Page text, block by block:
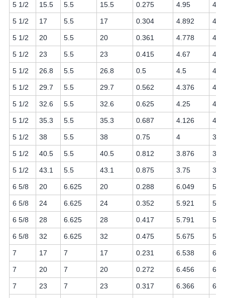
5 1/2 15.5 5.5 15.5 0.275 4.95
5 1/2 17 5.5 17 0.304 4.892
5 1/2 20 5.5 20 0.361 4.778
5 1/2 23 5.5 23 0.415 4.67
5 1/2 26.8 5.5 26.8 0.5 4.5
5 1/2 29.7 5.5 29.7 0.562 4.376
5 1/2 32.6 5.5 32.6 0.625 4.25
5 1/2 35.3 5.5 35.3 0.687 4.126
5 1/2 38 5.5 38 0.75 4
5 1/2 40.5 5.5 40.5 0.812 3.876
5 1/2 43.1 5.5 43.1 0.875 3.75
6 5/8 20 6.625 20 0.288 6.049
6 5/8 24 6.625 24 0.352 5.921
6 5/8 28 6.625 28 0.417 5.791
6 5/8 32 6.625 32 0.475 5.675
7 17 7 17 0.231 6.538
7 20 7 20 0.272 6.456
7 23 7 23 0.317 6.366